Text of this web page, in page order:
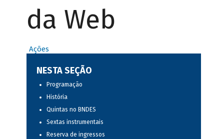
da Web
Ações
NESTA SEÇÃO
Programação
História
Quintas no BNDES
Sextas instrumentais
Reserva de ingressos